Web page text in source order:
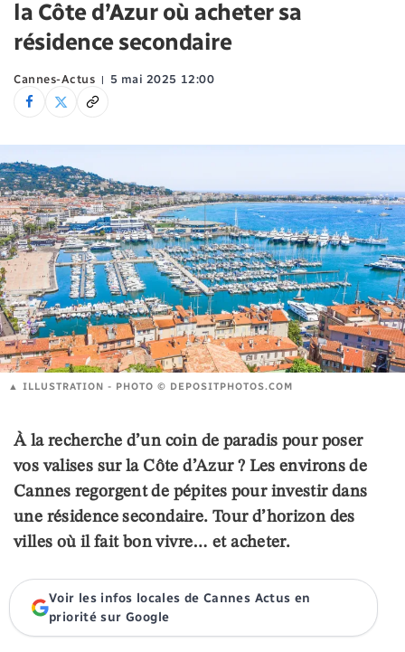
la Côte d’Azur où acheter sa
résidence secondaire
Cannes-Actus 5 mai 2025 12:00
ILLUSTRATION - PHOTO ©️ DEPOSITPHOTOS.COM
À la recherche d’un coin de paradis pour poser
vos valises sur la Côte d’Azur ? Les environs de
Cannes regorgent de pépites pour investir dans
une résidence secondaire. Tour d’horizon des
villes où il fait bon vivre… et acheter.
Voir les infos locales de Cannes Actus en
priorité sur Google